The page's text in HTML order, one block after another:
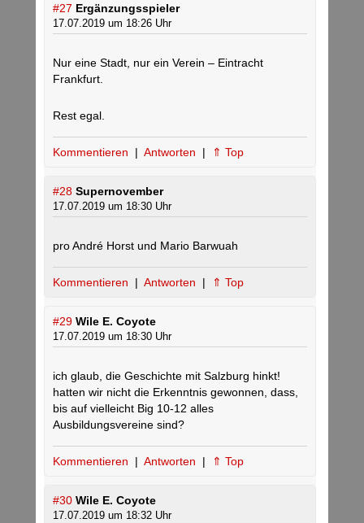
#27 Ergänzungsspieler
17.07.2019 um 18:26 Uhr
Nur eine Stadt, nur ein Verein – Eintracht
Frankfurt.
Rest egal.
Kommentieren | Antworten | ⇑ Top
#28 Supernovember
17.07.2019 um 18:30 Uhr
pro André Horst und Mario Barwuah
Kommentieren | Antworten | ⇑ Top
#29 Wile E. Coyote
17.07.2019 um 18:30 Uhr
ich glaub, die Geschichte mit Salzburg hinkt!
hatten wir nicht die Erkenntnis gewonnen, dass,
bis auf vielleicht Big 10-12 alles
Ausbildungsvereine sind?
Kommentieren | Antworten | ⇑ Top
#30 Wile E. Coyote
17.07.2019 um 18:32 Uhr